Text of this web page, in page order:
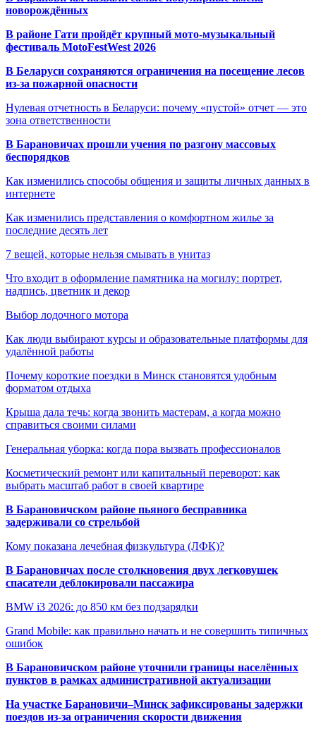
новорождённых
В районе Гати пройдёт крупный мото-музыкальный
фестиваль MotoFestWest 2026
В Беларуси сохраняются ограничения на посещение лесов
из-за пожарной опасности
Нулевая отчетность в Беларуси: почему «пустой» отчет — это
зона ответственности
В Барановичах прошли учения по разгону массовых
беспорядков
Как изменились способы общения и защиты личных данных в
интернете
Как изменились представления о комфортном жилье за
последние десять лет
7 вещей, которые нельзя смывать в унитаз
Что входит в оформление памятника на могилу: портрет,
надпись, цветник и декор
Выбор лодочного мотора
Как люди выбирают курсы и образовательные платформы для
удалённой работы
Почему короткие поездки в Минск становятся удобным
форматом отдыха
Крыша дала течь: когда звонить мастерам, а когда можно
справиться своими силами
Генеральная уборка: когда пора вызвать профессионалов
Косметический ремонт или капитальный переворот: как
выбрать масштаб работ в своей квартире
В Барановичском районе пьяного бесправника
задерживали со стрельбой
Кому показана лечебная физкультура (ЛФК)?
В Барановичах после столкновения двух легковушек
спасатели деблокировали пассажира
BMW i3 2026: до 850 км без подзарядки
Grand Mobile: как правильно начать и не совершить типичных
ошибок
В Барановичском районе уточнили границы населённых
пунктов в рамках административной актуализации
На участке Барановичи–Минск зафиксированы задержки
поездов из-за ограничения скорости движения